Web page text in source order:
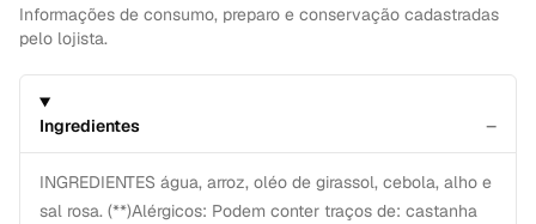
Informações de consumo, preparo e conservação cadastradas
pelo lojista.
Ingredientes −
INGREDIENTES água, arroz, oléo de girassol, cebola, alho e
sal rosa. (**)Alérgicos: Podem conter traços de: castanha